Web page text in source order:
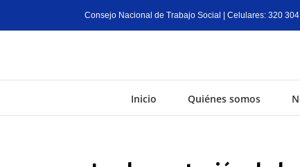
Consejo Nacional de Trabajo Social | Celulares: 320
Inicio Quiénes somos